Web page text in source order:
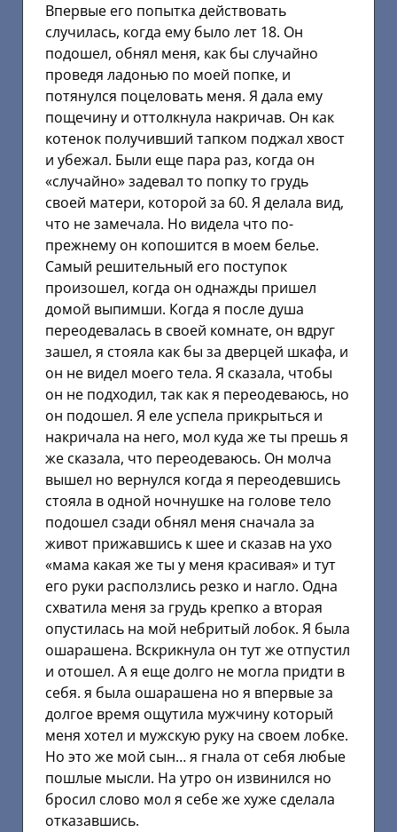
Впервые его попытка действовать
случилась, когда ему было лет 18. Он
подошел, обнял меня, как бы случайно
проведя ладонью по моей попке, и
потянулся поцеловать меня. Я дала ему
пощечину и оттолкнула накричав. Он как
котенок получивший тапком поджал хвост
и убежал. Были еще пара раз, когда он
«случайно» задевал то попку то грудь
своей матери, которой за 60. Я делала вид,
что не замечала. Но видела что по-
прежнему он копошится в моем белье.
Самый решительный его поступок
произошел, когда он однажды пришел
домой выпимши. Когда я после душа
переодевалась в своей комнате, он вдруг
зашел, я стояла как бы за дверцей шкафа, и
он не видел моего тела. Я сказала, чтобы
он не подходил, так как я переодеваюсь, но
он подошел. Я еле успела прикрыться и
накричала на него, мол куда же ты прешь я
же сказала, что переодеваюсь. Он молча
вышел но вернулся когда я переодевшись
стояла в одной ночнушке на голове тело
подошел сзади обнял меня сначала за
живот прижавшись к шее и сказав на ухо
«мама какая же ты у меня красивая» и тут
его руки расползлись резко и нагло. Одна
схватила меня за грудь крепко а вторая
опустилась на мой небритый лобок. Я была
ошарашена. Вскрикнула он тут же отпустил
и отошел. А я еще долго не могла придти в
себя. я была ошарашена но я впервые за
долгое время ощутила мужчину который
меня хотел и мужскую руку на своем лобке.
Но это же мой сын… я гнала от себя любые
пошлые мысли. На утро он извинился но
бросил слово мол я себе же хуже сделала
отказавшись.